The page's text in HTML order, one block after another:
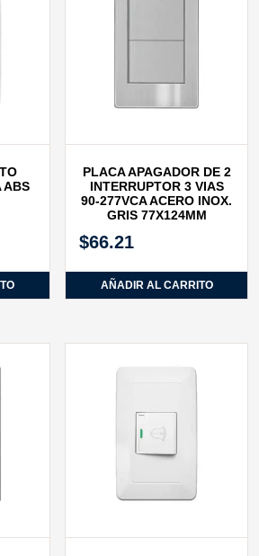
ABS
PLACA APAGADOR DE 2
INTERRUPTOR 3 VIAS
90-277VCA ACERO INOX.
GRIS 77X124MM
$66.21
AÑADIR AL CARRITO